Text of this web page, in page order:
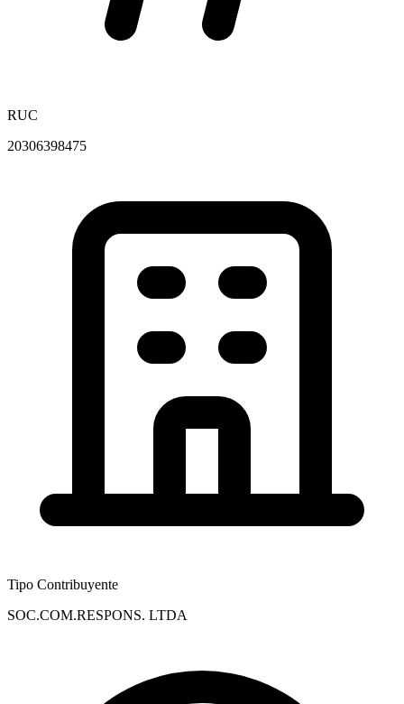
RUC
20306398475
Tipo Contribuyente
SOC.COM.RESPONS. LTDA